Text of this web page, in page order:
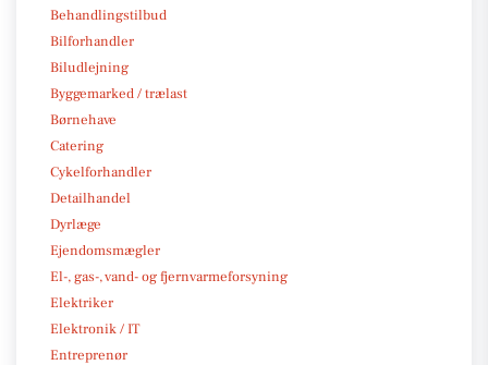
Behandlingstilbud
Bilforhandler
Biludlejning
Byggemarked / trælast
Børnehave
Catering
Cykelforhandler
Detailhandel
Dyrlæge
Ejendomsmægler
El-, gas-, vand- og fjernvarmeforsyning
Elektriker
Elektronik / IT
Entreprenør